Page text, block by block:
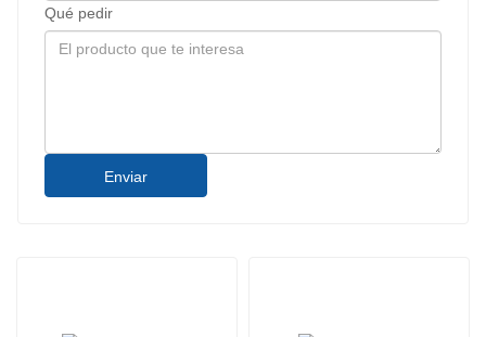
Qué pedir
Enviar